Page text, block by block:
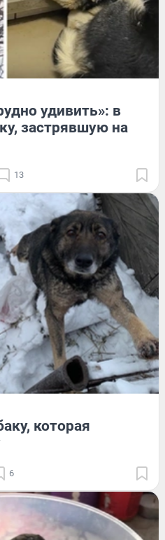
удивить»: в
застрявшую на
13
которая
6